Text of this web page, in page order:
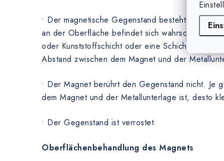
• Der magnetische Gegenstand besteht nicht aus
an der Oberfläche befindet sich wahrscheinlich
oder Kunststoffschicht oder eine Schicht von
Abstand zwischen dem Magnet und der
• Der Magnet berührt den Gegenstand nicht. Je
dem Magnet und der Metallunterlage ist, desto
• Der Gegenstand ist verrostet.
Oberflächenbehandlung des Magnets